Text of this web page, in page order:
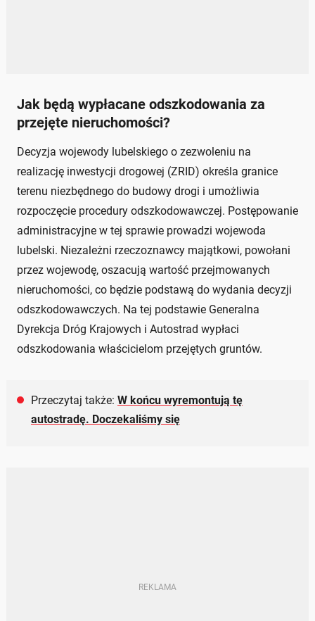
Jak będą wypłacane odszkodowania za
przejęte nieruchomości?
Decyzja wojewody lubelskiego o zezwoleniu na
realizację inwestycji drogowej (ZRID) określa granice
terenu niezbędnego do budowy drogi i umożliwia
rozpoczęcie procedury odszkodowawczej. Postępowanie
administracyjne w tej sprawie prowadzi wojewoda
lubelski. Niezależni rzeczoznawcy majątkowi, powołani
przez wojewodę, oszacują wartość przejmowanych
nieruchomości, co będzie podstawą do wydania decyzji
odszkodowawczych. Na tej podstawie Generalna
Dyrekcja Dróg Krajowych i Autostrad wypłaci
odszkodowania właścicielom przejętych gruntów.
Przeczytaj także: W końcu wyremontują tę
autostradę. Doczekaliśmy się